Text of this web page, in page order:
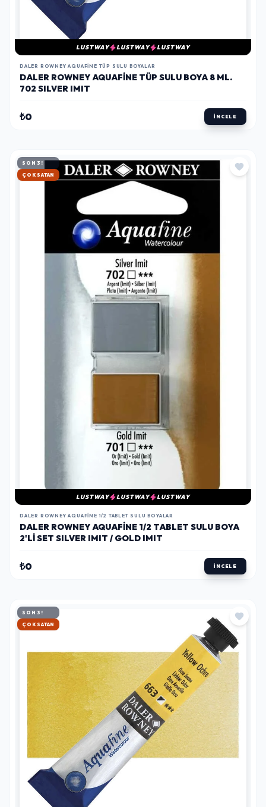
LUSTWAY LUSTWAY LUSTWAY
DALER ROWNEY AQUAFINE TÜP SULU BOYALAR
DALER ROWNEY AQUAFINE TÜP SULU BOYA 8 ML.
702 SILVER IMIT
₺0 İNCELE
SON 3!
HIZLI KARGO
LUSTWAY LUSTWAY LUSTWAY
DALER ROWNEY AQUAFINE 1/2 TABLET SULU BOYALAR
DALER ROWNEY AQUAFINE 1/2 TABLET SULU BOYA
2'LI SET SILVER IMIT / GOLD IMIT
₺0 İNCELE
SON 3!
HIZLI KARGO